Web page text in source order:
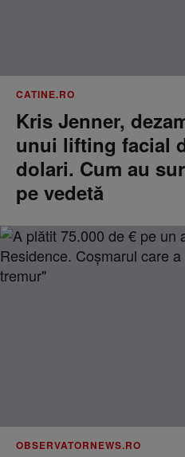
CATINE.RO
Kris Jenner,
unui lifting facial
dolari. Cum au
pe vedetă
OBSERVATORNEWS.RO